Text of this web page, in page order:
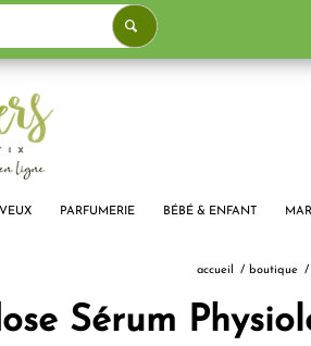
PARFUMERIE BÉBÉ & ENFANT
accueil / boutique /
Sérum